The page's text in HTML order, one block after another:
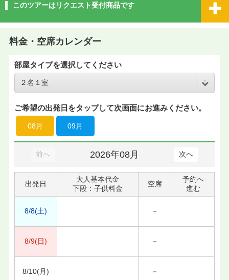
このツアーはリクエスト受付商品です
料金・空席カレンダー
部屋タイプを選択してください
ご希望の出発日をタップして次画面にお進みください。
08月 09月
前へ 2026年08月 次へ
出発日
大人基本代金
下段：子供料金
空席
予約へ
進む
8/8(土) －
8/9(日) －
8/10(月) －